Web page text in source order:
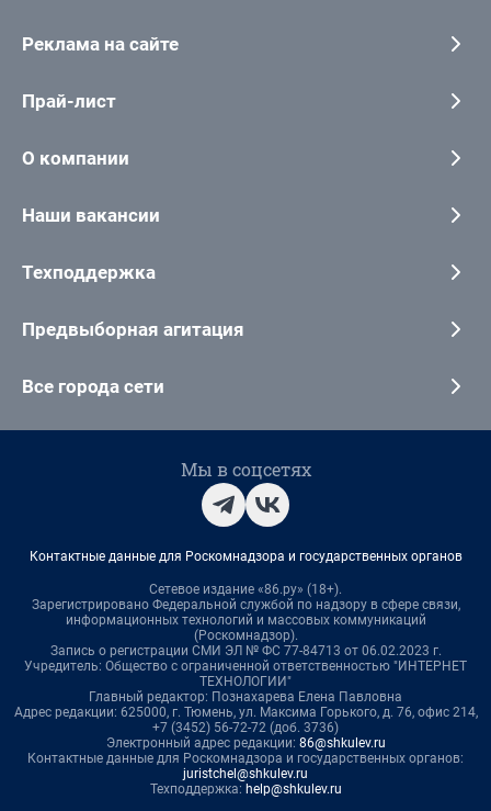
Реклама на сайте
Прай-лист
О компании
Наши вакансии
Техподдержка
Предвыборная агитация
Все города сети
Мы в соцсетях
Контактные данные для Роскомнадзора и государственных органов
Сетевое издание «86.ру» (18+).
Зарегистрировано Федеральной службой по надзору в сфере связи,
информационных технологий и массовых коммуникаций
(Роскомнадзор).
Запись о регистрации СМИ ЭЛ № ФС 77-84713 от 06.02.2023 г.
Учредитель: Общество с ограниченной ответственностью "ИНТЕРНЕТ
ТЕХНОЛОГИИ"
Главный редактор: Познахарева Елена Павловна
Адрес редакции: 625000, г. Тюмень, ул. Максима Горького, д. 76, офис 214,
+7 (3452) 56-72-72 (доб. 3736)
Электронный адрес редакции: 86@shkulev.ru
Контактные данные для Роскомнадзора и государственных органов:
juristchel@shkulev.ru
Техподдержка: help@shkulev.ru